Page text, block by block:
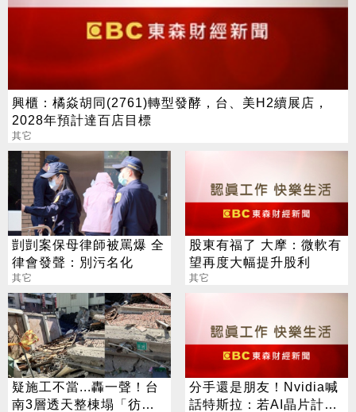
興櫃：橘焱胡同(2761)轉型發酵，台、美H2續展店，
2028年預計達百店目標
其它
剴剴案保母律師被罵爆 全
律會發聲：別污名化
其它
股東有福了 大摩：微軟有
望再度大幅提升股利
其它
疑施工不當...轟一聲！台
南3層透天整棟塌「彷彿
分手還是朋友！Nvidia喊
話特斯拉：若AI晶片計畫